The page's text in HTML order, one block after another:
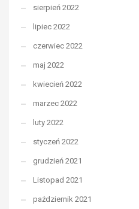
sierpień 2022
lipiec 2022
czerwiec 2022
maj 2022
kwiecień 2022
marzec 2022
luty 2022
styczeń 2022
grudzień 2021
Listopad 2021
październik 2021